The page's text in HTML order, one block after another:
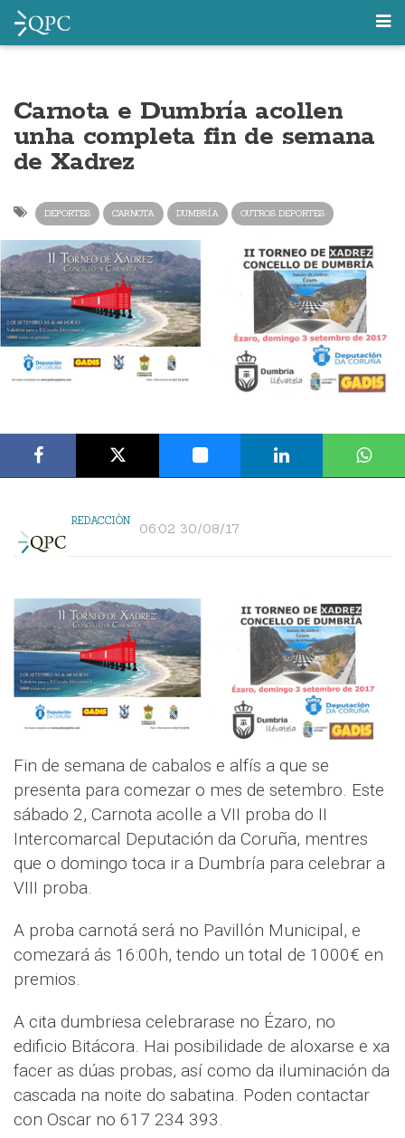
Carnota e Dumbría acollen
unha completa fin de semana
de Xadrez
DEPORTES CARNOTA DUMBRÍA OUTROS DEPORTES
REDACCIÓN 06:02 30/08/17
Fin de semana de cabalos e alfís a que se
presenta para comezar o mes de setembro. Este
sábado 2, Carnota acolle a VII proba do II
Intercomarcal Deputación da Coruña, mentres
que o domingo toca ir a Dumbría para celebrar a
VIII proba.
A proba carnotá será no Pavillón Municipal, e
comezará ás 16:00h, tendo un total de 1000€ en
premios.
A cita dumbriesa celebrarase no Ézaro, no
edificio Bitácora. Hai posibilidade de aloxarse e xa
facer as dúas probas, así como da iluminación da
cascada na noite do sabatina. Poden contactar
con Oscar no 617 234 393.